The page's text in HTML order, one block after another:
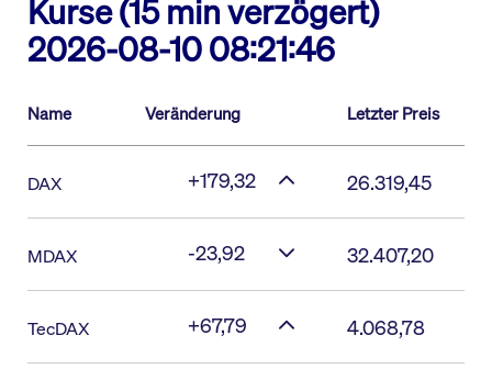
Kurse (15 min verzögert)
2026-08-10 08:21:46
Name Veränderung Letzter Preis
DAX +179,32 26.319,45
MDAX -23,92 32.407,20
TecDAX +67,79 4.068,78